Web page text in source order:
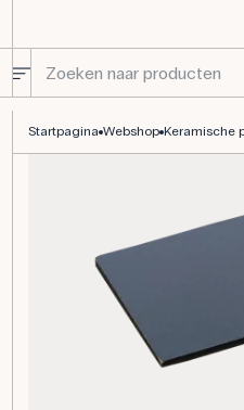
Startpagina Webshop Keramische